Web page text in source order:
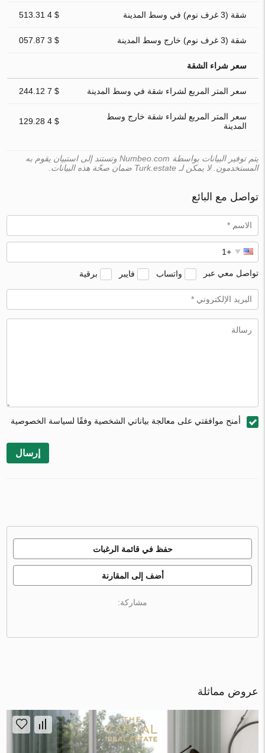
شقة (3 غرف نوم) في وسط المدينة $ 4 513.31
شقة (3 غرف نوم) خارج وسط المدينة $ 3 057.87
سعر شراء الشقة
سعر المتر المربع لشراء شقة في وسط المدينة $ 7 244.12
سعر المتر المربع لشراء شقة خارج وسط
المدينة
$ 4 129.28
يتم توفير البيانات بواسطة Numbeo.com وتستند إلى استبيان يقوم به
المستخدمون. لا يمكن لـ Turk.estate ضمان صحّة هذه البيانات.
تواصل مع البائع
تواصل معي عبر واتساب فايبر برقية
أمنح موافقتي على معالجة بياناتي الشخصية وفقًا لسياسة الخصوصية
إرسال
حفظ في قائمة الرغبات
أضف إلى المقارنة
مشاركة:
عروض مماثلة